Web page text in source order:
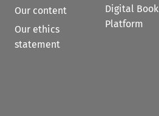
Our content
Our ethics
statement
Digital Book
Platform